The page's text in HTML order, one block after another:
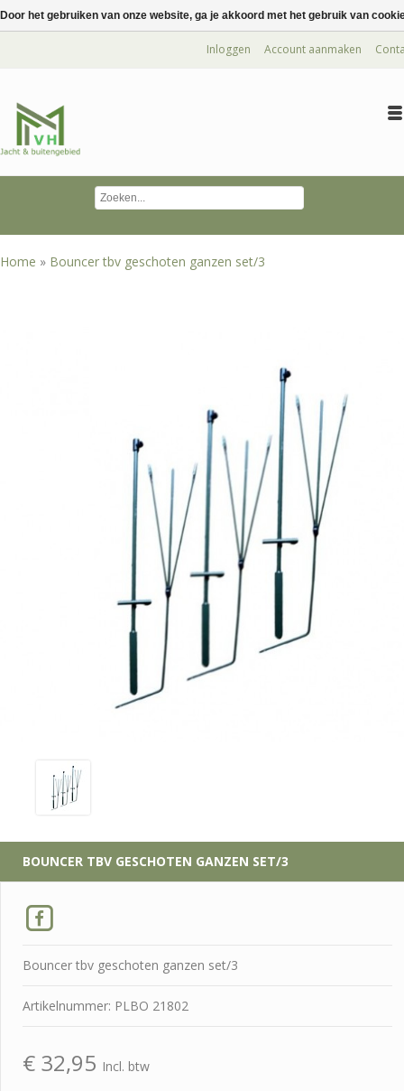
Inloggen Account aanmaken
Home » Bouncer tbv geschoten ganzen set/3
BOUNCER TBV GESCHOTEN GANZEN SET/3
Bouncer tbv geschoten ganzen set/3
Artikelnummer: PLBO 21802
€ 32,95 Incl. btw
Door het gebruiken van onze website, ga je akkoord met het gebruik van